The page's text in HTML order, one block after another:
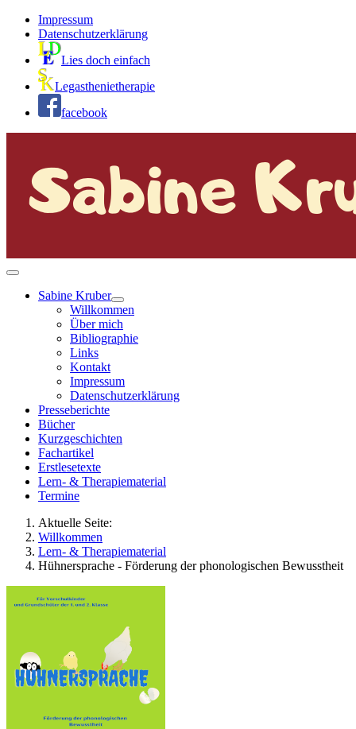
Impressum
Datenschutzerklärung
Lies doch einfach
Legasthenietherapie
facebook
Sabine Kruber
Willkommen
Über mich
Bibliographie
Links
Kontakt
Impressum
Datenschutzerklärung
Presseberichte
Bücher
Kurzgeschichten
Fachartikel
Erstlesetexte
Lern- & Therapiematerial
Termine
Aktuelle Seite:
Willkommen
Lern- & Therapiematerial
Hühnersprache - Förderung der phonologischen Bewusstheit